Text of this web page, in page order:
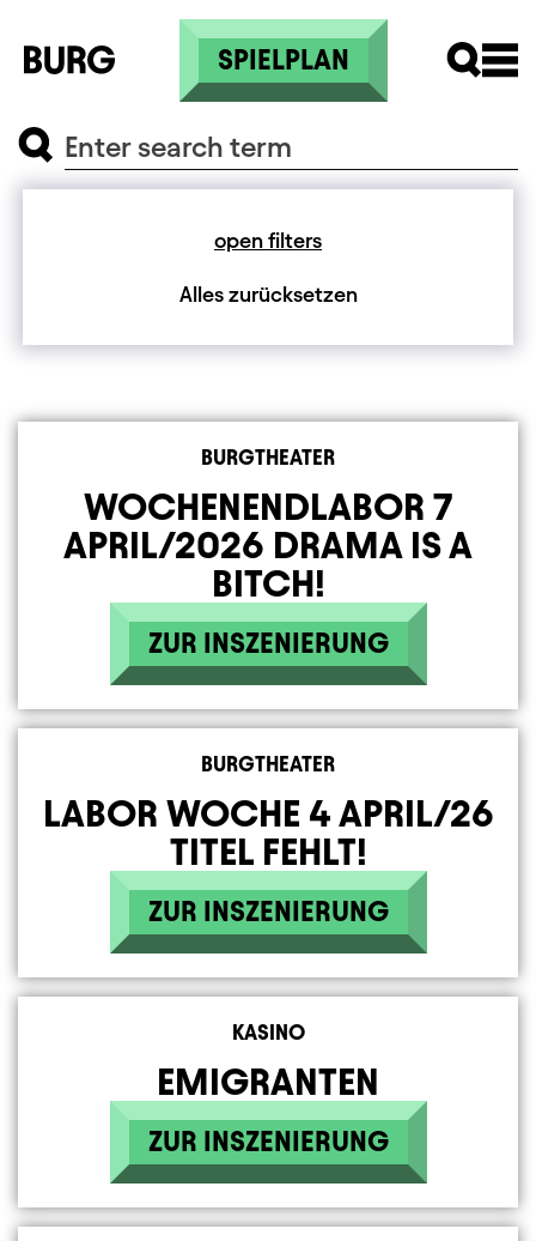
Skip to main content
SPIELPLAN
SEARCH
Search
Search
open filters
Alles zurücksetzen
WOCHENENDLABOR 7
APRIL/2026 DRAMA IS A
BITCH!
BURGTHEATER
ZUR INSZENIERUNG
LABOR WOCHE 4 APRIL/26
TITEL FEHLT!
BURGTHEATER
ZUR INSZENIERUNG
EMIGRANTEN
KASINO
ZUR INSZENIERUNG